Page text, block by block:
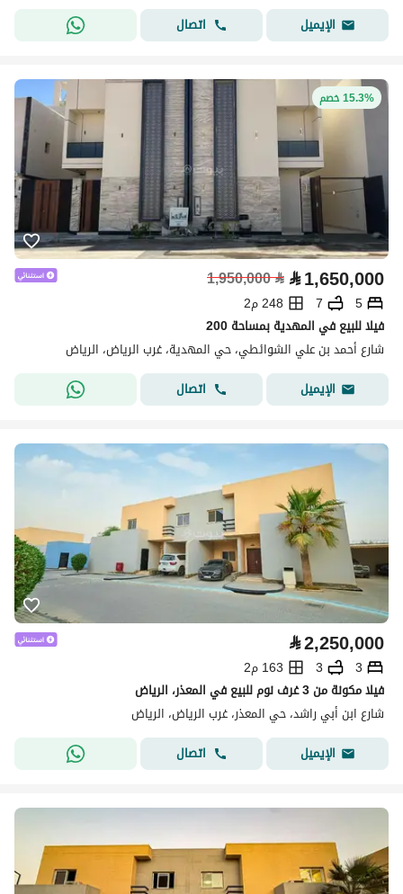
الإيميل
اتصال
15.3% خصم
⃁1,650,000
⃁
1,950,000
5
7
248 م2
فيلا للبيع في المهدية بمساحة 200
شارع أحمد بن علي الشوائطي، حي المهدية، غرب الرياض، الرياض
الإيميل
اتصال
⃁2,250,000
3
3
163 م2
فيلا مكونة من 3 غرف نوم للبيع في المعذر، الرياض
شارع ابن أبي راشد، حي المعذر، غرب الرياض، الرياض
الإيميل
اتصال